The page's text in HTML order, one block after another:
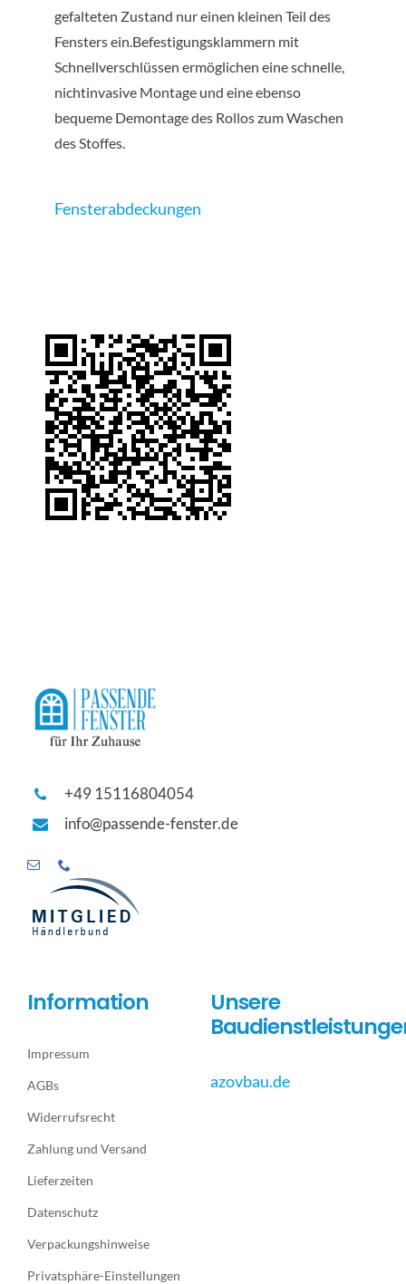
gefalteten Zustand nur einen kleinen Teil des
Fensters ein.Befestigungsklammern mit
Schnellverschlüssen ermöglichen eine schnelle,
nichtinvasive Montage und eine ebenso
bequeme Demontage des Rollos zum Waschen
des Stoffes.
Fensterabdeckungen
+49 15116804054
info@passende-fenster.de
Information
Impressum
AGBs
Widerrufsrecht
Zahlung und Versand
Lieferzeiten
Datenschutz
Verpackungshinweise
Privatsphäre-Einstellungen
Unsere
azovbau.de